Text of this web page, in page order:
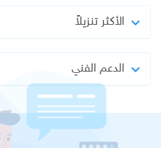
الأكثر تنزيلاً
الدعم الفني